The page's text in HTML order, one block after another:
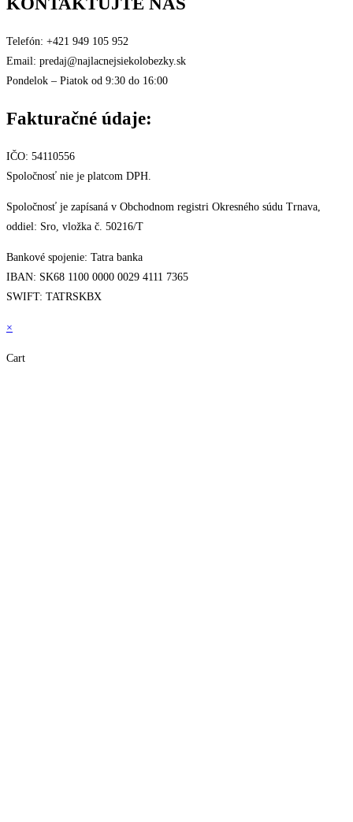
Telefón: +421 949 105 952
Email: predaj@najlacnejsiekolobezky.sk
Pondelok – Piatok od 9:30 do 16:00
Fakturačné údaje:
IČO: 54110556
Spoločnosť nie je platcom DPH.
Spoločnosť je zapísaná v Obchodnom registri Okresného súdu Trnava,
oddiel: Sro, vložka č. 50216/T
Bankové spojenie: Tatra banka
IBAN: SK68 1100 0000 0029 4111 7365
SWIFT: TATRSKBX
×
Cart